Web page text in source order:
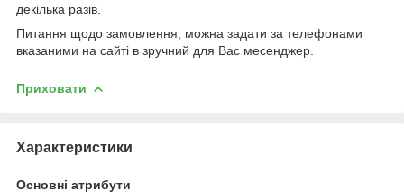
декілька разів.
Питання щодо замовлення, можна задати за телефонами
вказаними на сайті в зручний для Вас месенджер.
Приховати
Характеристики
Основні атрибути